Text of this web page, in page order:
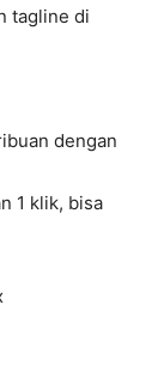
tagline di
dengan
1 klik, bisa